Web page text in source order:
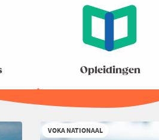
Opleidingen
VOKA NATIONAAL